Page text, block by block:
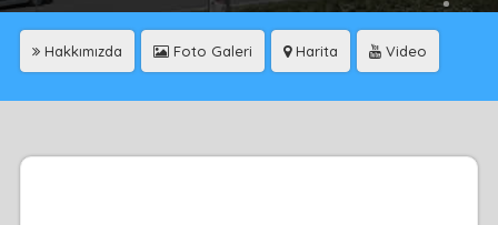
Hakkımızda Foto Galeri Harita Video